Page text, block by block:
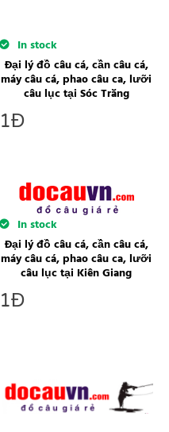
In stock
Đại lý đồ câu cá, cần câu cá,
máy câu cá, phao câu ca, lưỡi
câu lục tại Sóc Trăng
1Đ
In stock
Đại lý đồ câu cá, cần câu cá,
máy câu cá, phao câu ca, lưỡi
câu lục tại Kiên Giang
1Đ